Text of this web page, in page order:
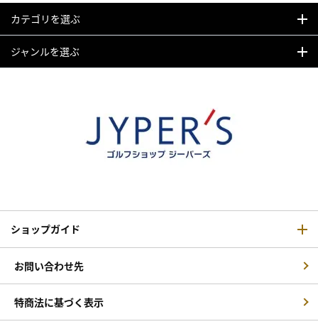
カテゴリを選ぶ
ジャンルを選ぶ
ショップガイド
お問い合わせ先
特商法に基づく表示